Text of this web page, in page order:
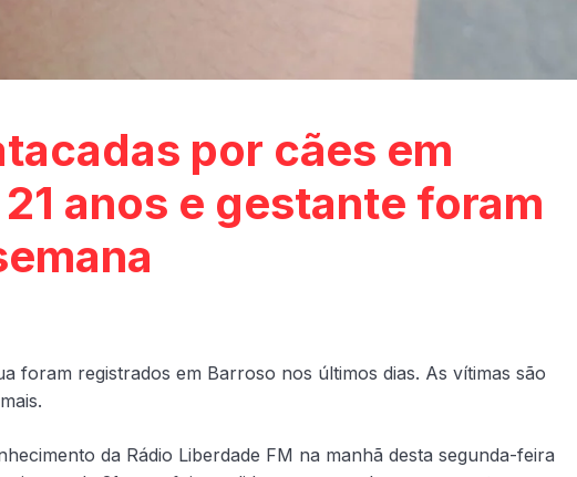
por cães em
anos e gestante foram
foram registrados em Barroso nos últimos dias. As vítimas são
da Rádio Liberdade FM na manhã desta segunda-feira